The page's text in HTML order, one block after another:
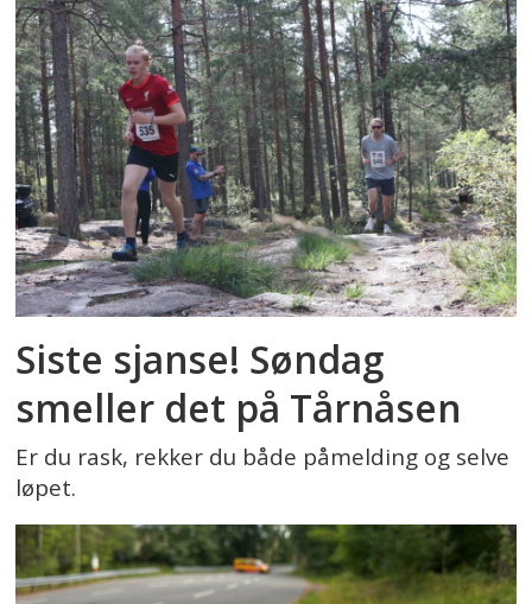
Siste sjanse! Søndag
smeller det på Tårnåsen
Er du rask, rekker du både påmelding og selve
løpet.